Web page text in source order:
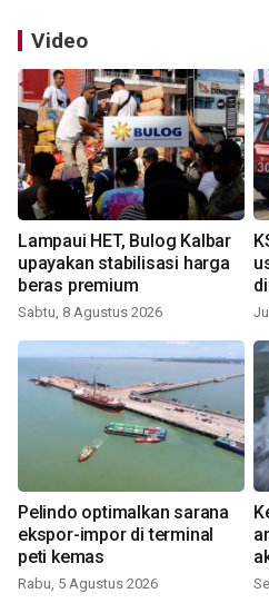
Video
Lampaui HET, Bulog Kalbar
upayakan stabilisasi harga
beras premium
Sabtu, 8 Agustus 2026
Pelindo optimalkan sarana
ekspor-impor di terminal
peti kemas
Rabu, 5 Agustus 2026